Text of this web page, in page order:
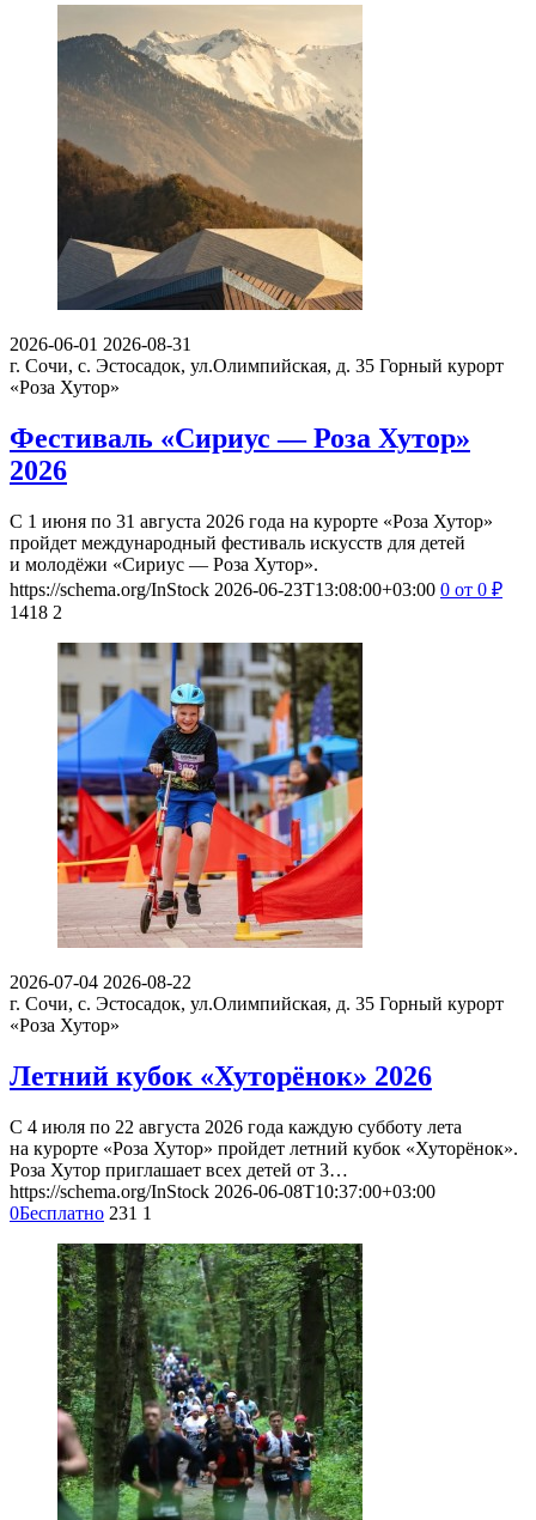
2026-06-01 2026-08-31
г. Сочи, с. Эстосадок, ул.Олимпийская, д. 35 Горный курорт
«Роза Хутор»
Фестиваль «Сириус — Роза Хутор»
2026
С 1 июня по 31 августа 2026 года на курорте «Роза Хутор»
пройдет международный фестиваль искусств для детей
и молодёжи «Сириус — Роза Хутор».
https://schema.org/InStock 2026-06-23T13:08:00+03:00 0 от 0 ₽
1418 2
2026-07-04 2026-08-22
г. Сочи, с. Эстосадок, ул.Олимпийская, д. 35 Горный курорт
«Роза Хутор»
Летний кубок «Хуторёнок» 2026
С 4 июля по 22 августа 2026 года каждую субботу лета
на курорте «Роза Хутор» пройдет летний кубок «Хуторёнок».
Роза Хутор приглашает всех детей от 3…
https://schema.org/InStock 2026-06-08T10:37:00+03:00
0Бесплатно 231 1